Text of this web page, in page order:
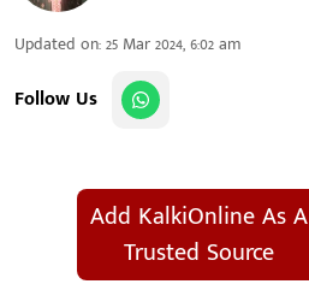
Updated on:25 Mar 2024, 6:02 am
Follow Us
Add KalkiOnline As A
Trusted Source